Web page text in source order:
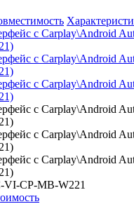
VI-CP-MB-W221